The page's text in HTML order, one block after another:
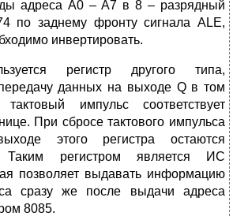
адреса A0 – A7 в 8 – разрядный
по заднему фронту сигнала ALE,
инвертировать.
регистр другого типа,
данных на выходе Q в том
импульс соответствует
При сбросе тактового импульса
этого регистра остаются
Таким регистром является ИС
позволяет выдавать информацию
сразу же после выдачи адреса
8085.